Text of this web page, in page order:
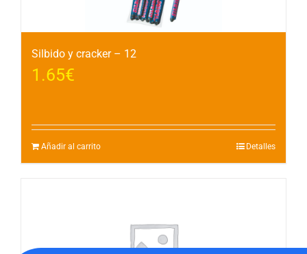
Silbido y cracker – 12
1.65€
Añadir al carrito Detalles